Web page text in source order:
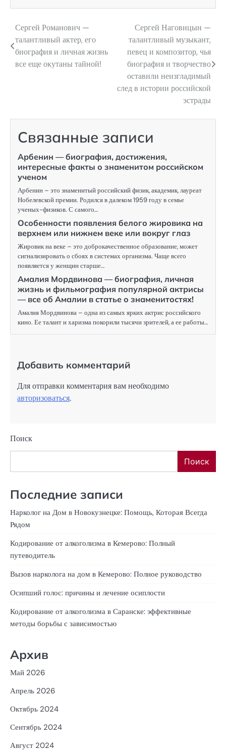
Навигация
по
записям
Сергей Романович —
талантливый актер, его
биография и личная жизнь
все еще окутаны тайной!
Сергей Наговицын —
талантливый музыкант,
певец и композитор, чья
биография и творчество
оставили неизгладимый
след в истории российской
эстрады
Связанные записи
Арбенин — биография, достижения,
интересные факты о знаменитом российском
ученом
Арбенин – это знаменитый российский физик, академик, лауреат
Нобелевской премии. Родился в далеком 1959 году в семье
ученых-физиков. С самого…
Особенности появления белого жировика на
верхнем или нижнем веке или вокруг глаз
Жировик на веке – это доброкачественное образование, может
сигнализировать о сбоях в системах организма. Чаще всего
появляется у женщин старше…
Амалия Мордвинова — биография, личная
жизнь и фильмография популярной актрисы
— все об Амалии в статье о знаменитостях!
Амалия Мордвинова – одна из самых ярких актрис российского
кино. Ее талант и харизма покорили тысячи зрителей, а ее работы…
Добавить комментарий
Для отправки комментария вам необходимо
авторизоваться.
Поиск
Поиск
Последние записи
Нарколог на Дом в Новокузнецке: Помощь, Которая Всегда
Рядом
Кодирование от алкоголизма в Кемерово: Полный
путеводитель
Вызов нарколога на дом в Кемерово: Полное руководство
Осипший голос: причины и лечение осиплости
Кодирование от алкоголизма в Саранске: эффективные
методы борьбы с зависимостью
Архив
Май 2026
Апрель 2026
Октябрь 2024
Сентябрь 2024
Август 2024